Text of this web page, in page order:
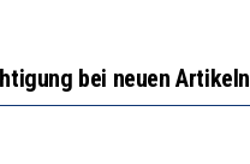
bei neuen Artikeln